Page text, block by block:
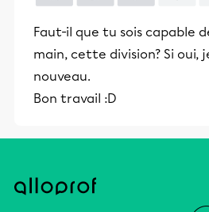
Faut-il que tu sois capable
main, cette division? Si oui,
nouveau.
Bon travail :D